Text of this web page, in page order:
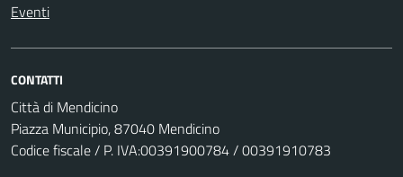
Eventi
CONTATTI
Città di Mendicino
Piazza Municipio, 87040 Mendicino
Codice fiscale / P. IVA:00391900784 / 00391910783